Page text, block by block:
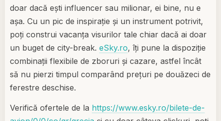
doar dacă ești influencer sau milionar, ei bine, nu e
așa. Cu un pic de inspirație și un instrument potrivit,
poți construi vacanța visurilor tale chiar dacă ai doar
un buget de city-break. eSky.ro, îți pune la dispoziție
combinații flexibile de zboruri și cazare, astfel încât
să nu pierzi timpul comparând prețuri pe douăzeci de
ferestre deschise.
Verifică ofertele de la https://www.esky.ro/bilete-de-